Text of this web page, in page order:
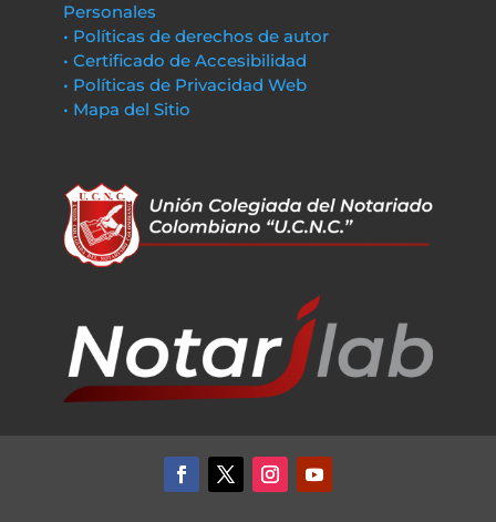
Personales
• Políticas de derechos de autor
• Certificado de Accesibilidad
• Políticas de Privacidad Web
• Mapa del Sitio